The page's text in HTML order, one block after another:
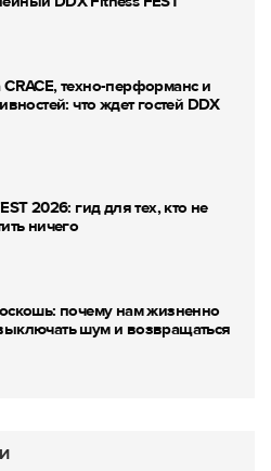
техно-перформанс и
что ждет гостей DDX
2026: гид для тех, кто не
ничего
почему нам жизненно
шум и возвращаться